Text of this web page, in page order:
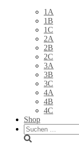
1A
1B
1C
2A
2B
2C
3A
3B
3C
4A
4B
4C
Shop
Suchen
nach: